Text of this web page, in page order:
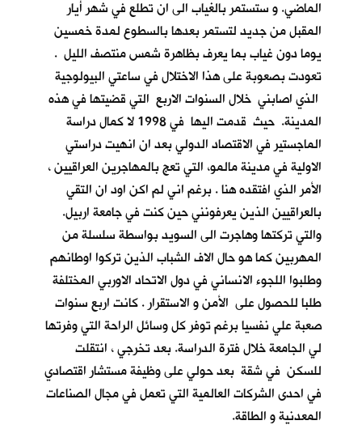
الماضي. و ستستمر بالغياب الى ان تطلع في شهر أيار
المقبل من جديد لتستمر بعدها بالسطوع لمدة خمسين
يوما دون غياب بما يعرف بظاهرة شمس منتصف الليل .
تعودت بصعوبة على هذا الاختلال في ساعتي البيولوجية
الذي اصابني خلال السنوات الاربع التي قضيتها في هذه
المدينة. حيث قدمت اليها في 1998 لا كمال دراسة
الماجستير في الاقتصاد الدولي بعد ان انهيت دراستي
الاولية في مدينة مالمو، التي تعج بالمهاجرين العراقيين ،
الأمر الذي افتقده هنا . برغم اني لم اكن اود ان التقي
بالعراقيين الذين يعرفونني حين كنت في جامعة اربيل.
والتي تركتها وهاجرت الى السويد بواسطة سلسلة من
المهربين كما هو حال الاف الشباب الذين تركوا اوطانهم
وطلبوا اللجوء الانساني في دول الاتحاد الاوربي المختلفة
طلبا للحصول على الأمن و الاستقرار . كانت اربع سنوات
صعبة علي نفسيا برغم توفر كل وسائل الراحة التي وفرتها
لي الجامعة خلال فترة الدراسة. بعد تخرجي ، انتقلت
للسكن في شقة بعد حولي على وظيفة مستشار اقتصادي
في احدى الشركات العالمية التي تعمل في مجال الصناعات
المعدنية و الطاقة.